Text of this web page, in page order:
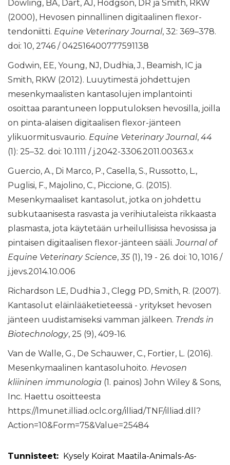
Dowling, BA, Dart, AJ, Hodgson, DR ja Smith, RKW
(2000), Hevosen pinnallinen digitaalinen flexor-
tendoniitti. Equine Veterinary Journal, 32: 369–378.
doi: 10, 2746 / 042516400777591138
Godwin, EE, Young, NJ, Dudhia, J., Beamish, IC ja
Smith, RKW (2012). Luuytimestä johdettujen
mesenkymaalisten kantasolujen implantointi
osoittaa parantuneen lopputuloksen hevosilla, joilla
on pinta-alaisen digitaalisen flexor-jänteen
ylikuormitusvaurio. Equine Veterinary Journal, 44
(1): 25–32. doi: 10.1111 / j.2042-3306.2011.00363.x
Guercio, A., Di Marco, P., Casella, S., Russotto, L.,
Puglisi, F., Majolino, C., Piccione, G. (2015).
Mesenkymaaliset kantasolut, jotka on johdettu
subkutaanisesta rasvasta ja verihiutaleista rikkaasta
plasmasta, jota käytetään urheilullisissa hevosissa ja
pintaisen digitaalisen flexor-jänteen sääli.Journal of
Equine Veterinary Science,35(1), 19 - 26. doi: 10, 1016 /
j.jevs.2014.10.006
Richardson LE, Dudhia J., Clegg PD, Smith, R. (2007).
Kantasolut eläinlääketieteessä - yritykset hevosen
jänteen uudistamiseksi vamman jälkeen. Trends in
Biotechnology, 25 (9), 409-16.
Van de Walle, G., De Schauwer, C., Fortier, L. (2016).
Mesenkymaalinen kantasoluhoito. Hevosen
kliininen immunologia (1. painos) John Wiley & Sons,
Inc. Haettu osoitteesta
https://lmunet.illiad.oclc.org/illiad/TNF/illiad.dll?
Action=10&Form=75&Value=25484
Tunnisteet: Kysely Koirat Maatila-Animals-As-